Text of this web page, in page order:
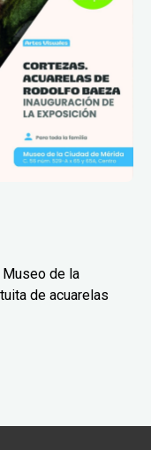
de la
de acuarelas